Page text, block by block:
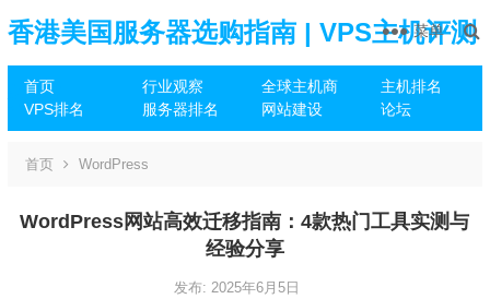
香港美国服务器选购指南 | VPS主机评测
推荐
首页 行业观察 全球主机商
主机排名
VPS排名
服务器排名 网站建设 论坛
菜单
首页 WordPress
WordPress网站高效迁移指南：4款热门工具实测与
经验分享
发布: 2025年6月5日